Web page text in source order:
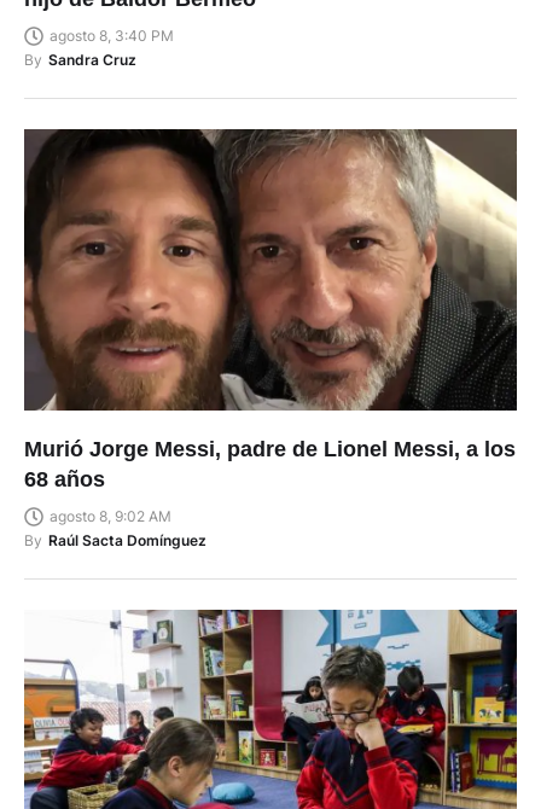
agosto 8, 3:40 PM
By Sandra Cruz
Murió Jorge Messi, padre de Lionel Messi, a los
68 años
agosto 8, 9:02 AM
By Raúl Sacta Domínguez